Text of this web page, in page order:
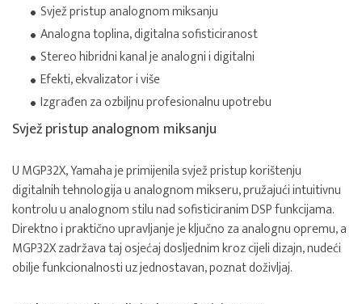
Svjež pristup analognom miksanju
Analogna toplina, digitalna sofisticiranost
Stereo hibridni kanal je analogni i digitalni
Efekti, ekvalizator i više
Izgrađen za ozbiljnu profesionalnu upotrebu
Svjež pristup analognom miksanju
U MGP32X, Yamaha je primijenila svjež pristup korištenju
digitalnih tehnologija u analognom mikseru, pružajući intuitivnu
kontrolu u analognom stilu nad sofisticiranim DSP funkcijama.
Direktno i praktično upravljanje je ključno za analognu opremu, a
MGP32X zadržava taj osjećaj dosljednim kroz cijeli dizajn, nudeći
obilje funkcionalnosti uz jednostavan, poznat doživljaj.